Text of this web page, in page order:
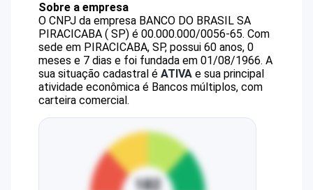
Sobre a empresa
O CNPJ da empresa BANCO DO BRASIL SA
PIRACICABA ( SP) é 00.000.000/0056-65. Com
sede em PIRACICABA, SP, possui 60 anos, 0
meses e 7 dias e foi fundada em 01/08/1966. A
sua situação cadastral é ATIVA e sua principal
atividade econômica é Bancos múltiplos, com
carteira comercial.